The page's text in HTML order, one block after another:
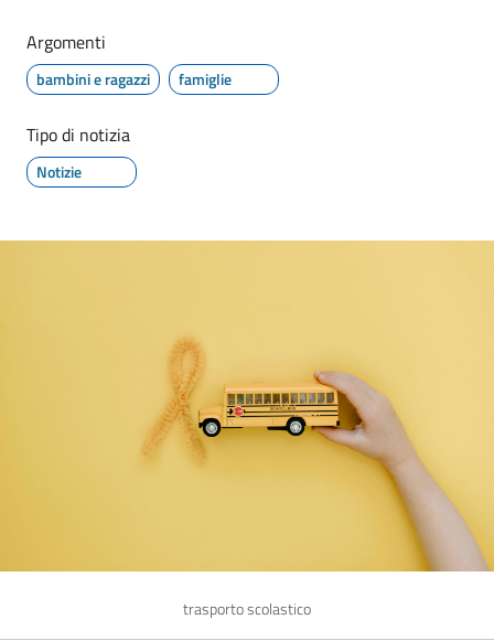
Argomenti
bambini e ragazzi famiglie
Tipo di notizia
Notizie
trasporto scolastico